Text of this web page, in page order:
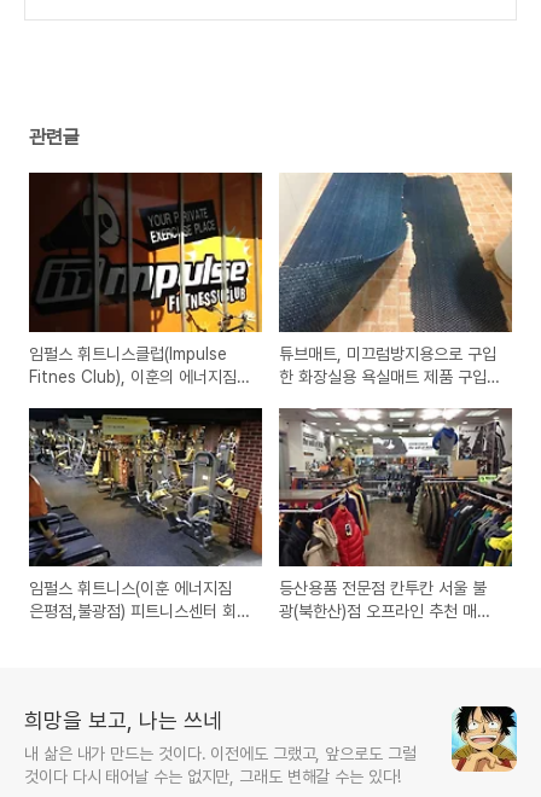
관련글
임펄스 휘트니스클럽(Impulse
Fitnes Club), 이훈의 에너지짐
픈
튜브매트, 미끄럼방지용으로 구입
한 화장실용 욕실매트 제품 구입
임펄스 휘트니스(이훈 에너지짐
은평점,불광점) 피트니스센터 회
등산용품 전문점 칸투칸 서울 불
광(북한산)점 오프라인 추천 매장
희망을 보고, 나는 쓰네
내 삶은 내가 만드는 것이다. 이전에도 그랬고, 앞으로도 그럴
것이다 다시 태어날 수는 없지만, 그래도 변해갈 수는 있다!